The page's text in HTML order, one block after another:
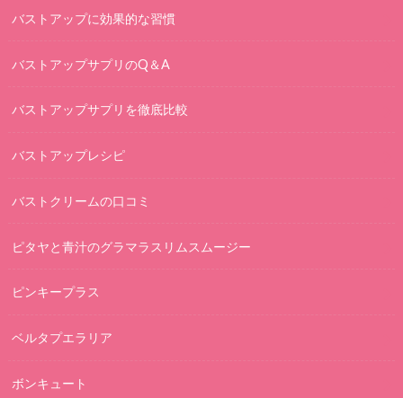
バストアップに効果的な習慣
バストアップサプリのQ＆A
バストアップサプリを徹底比較
バストアップレシピ
バストクリームの口コミ
ピタヤと青汁のグラマラスリムスムージー
ピンキープラス
ベルタプエラリア
ボンキュート